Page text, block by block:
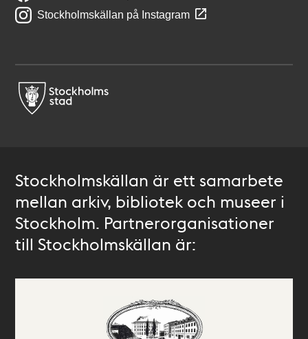
Stockholmskällan på Instagram
Stockholmskällan är ett samarbete
mellan arkiv, bibliotek och museer i
Stockholm. Partnerorganisationer
till Stockholmskällan är: